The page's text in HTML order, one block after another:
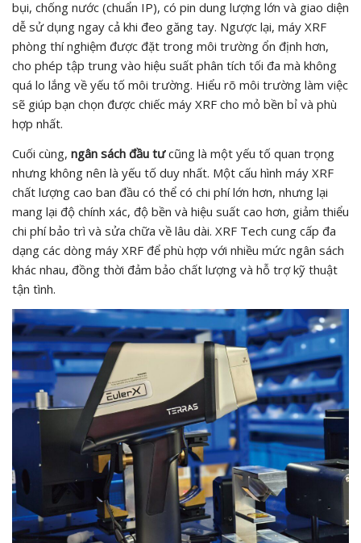
bụi, chống nước (chuẩn IP), có pin dung lượng lớn và giao diện
dễ sử dụng ngay cả khi đeo găng tay. Ngược lại, máy XRF
phòng thí nghiệm được đặt trong môi trường ổn định hơn,
cho phép tập trung vào hiệu suất phân tích tối đa mà không
quá lo lắng về yếu tố môi trường. Hiểu rõ môi trường làm việc
sẽ giúp bạn chọn được chiếc máy XRF cho mỏ bền bỉ và phù
hợp nhất.
Cuối cùng, ngân sách đầu tưcũng là một yếu tố quan trọng
nhưng không nên là yếu tố duy nhất. Một cấu hình máy XRF
chất lượng cao ban đầu có thể có chi phí lớn hơn, nhưng lại
mang lại độ chính xác, độ bền và hiệu suất cao hơn, giảm thiểu
chi phí bảo trì và sửa chữa về lâu dài. XRF Tech cung cấp đa
dạng các dòng máy XRF để phù hợp với nhiều mức ngân sách
khác nhau, đồng thời đảm bảo chất lượng và hỗ trợ kỹ thuật
tận tình.